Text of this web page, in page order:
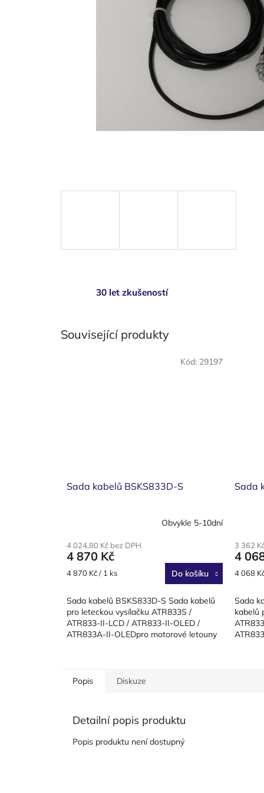
30 let zkušeností
Související produkty
Sada kabelů BSKS833D-S
Obvykle 5-10dní
4 024,80 Kč bez DPH
4 870 Kč
Měrná
4 870 Kč / 1 ks Do košíku
Sada kabelů BSKS833D-S Sada kabelů
pro leteckou vysílačku ATR833S /
ATR833-II-LCD / ATR833-II-OLED /
ATR833A-II-OLEDpro motorové letouny
Kód: 29197
Sada
3 362
4
Měrná
4 068
Sada
kabelů
Popis Diskuze
Detailní popis produktu
Popis produktu není dostupný